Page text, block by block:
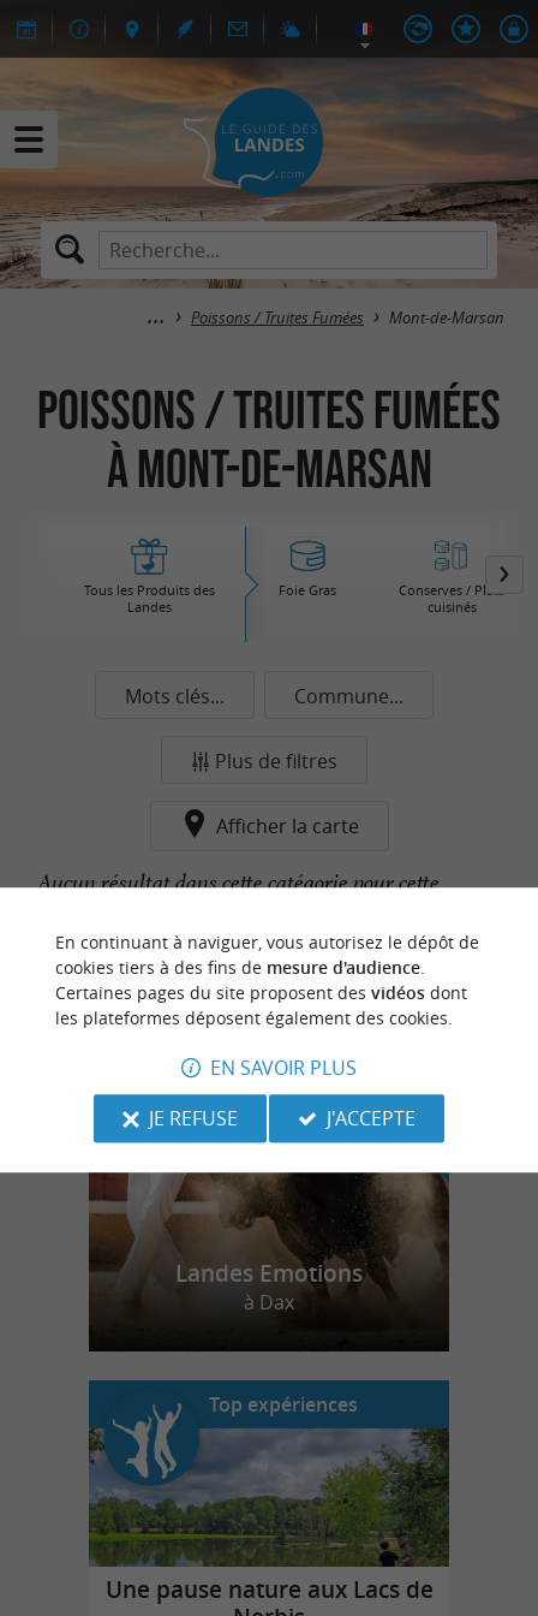
Poissons / Truites Fumées Mont-de-Marsan
Poissons / Truites Fumées
à Mont-de-Marsan
Tous les Produits des
Landes
Foie Gras
Conserves / Plats
cuisinés
Mots clés... Commune...
Plus de filtres
Afficher la carte
Aucun résultat dans cette catégorie pour cette
n
o
t
r
e
c
o
u
p
d
e
c
o
e
u
r
Landes Emotions
à Dax
Top expériences
Une pause nature aux Lacs de
En continuant à naviguer, vous autorisez le dépôt de
cookies tiers à des fins de mesure d'audience.
Certaines pages du site proposent des vidéosdont
les plateformes déposent également des cookies.
EN SAVOIR PLUS
JE REFUSE
J'ACCEPTE